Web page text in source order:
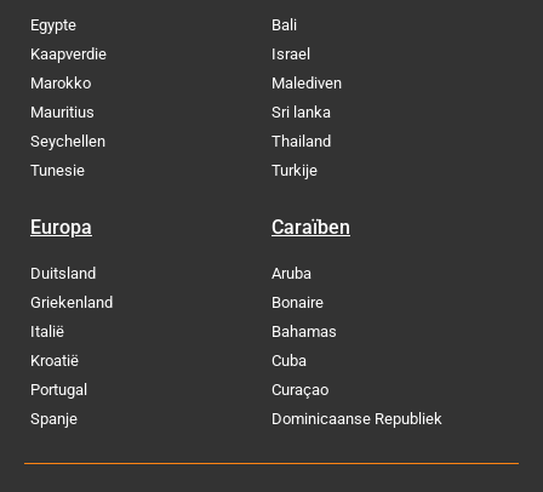
Egypte
Kaapverdie
Marokko
Mauritius
Seychellen
Tunesie
Bali
Israel
Malediven
Sri lanka
Thailand
Turkije
Europa
Duitsland
Griekenland
Italië
Kroatië
Portugal
Spanje
Caraïben
Aruba
Bonaire
Bahamas
Cuba
Curaçao
Dominicaanse Republiek